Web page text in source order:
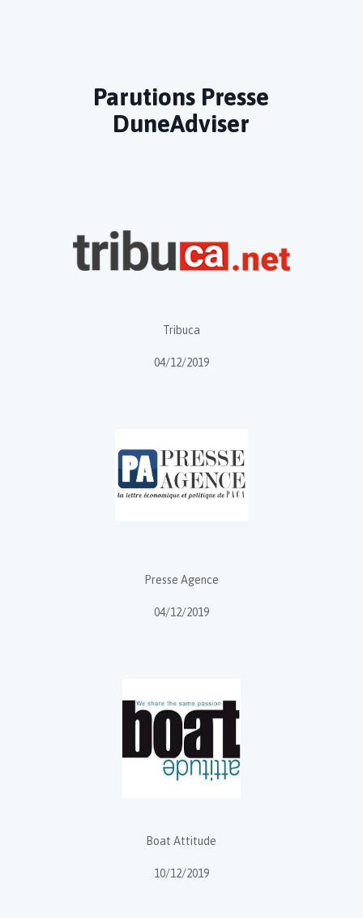
Parutions Presse
DuneAdviser
Tribuca
04/12/2019
Presse Agence
04/12/2019
Boat Attitude
10/12/2019